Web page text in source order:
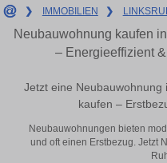
❯ IMMOBILIEN ❯
Neubauwohnung kaufen
– Energieeffizient
Jetzt eine
kaufen –
Neubauwohnungen bieten
und oft einen Erstbezug. Jetzt